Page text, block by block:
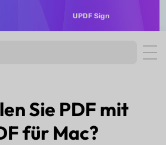
UPDF Sign
Sie PDF mit
für Mac?